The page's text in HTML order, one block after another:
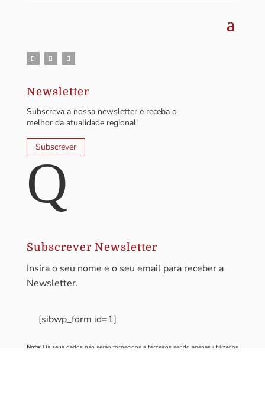
Newsletter
Subscreva a nossa newsletter e receba o
melhor da atualidade regional!
Subscrever
Q
Subscrever Newsletter
Insira o seu nome e o seu email para receber a
Newsletter.
[sibwp_form id=1]
Nota: Os seus dados não serão fornecidos a terceiros sendo apenas utilizados